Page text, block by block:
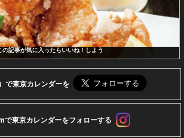
の記事が気に入ったらいいね！しよう
で東京カレンダーを
で東京カレンダーをフォローする